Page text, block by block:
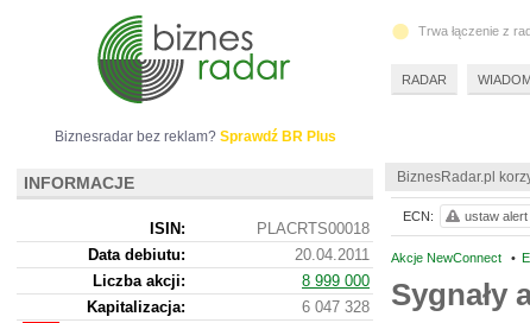
BiznesRadar.pl
Akcje NewConnect •
Sygnały
ECN: ustaw alert
Biznesradar bez reklam? Sprawdź BR Plus
INFORMACJE
ISIN:
PLACRTS00018
Data debiutu:
20.04.2011
Liczba akcji:
8 999 000
Kapitalizacja:
6 047 328
Trwa łączenie z
RADAR